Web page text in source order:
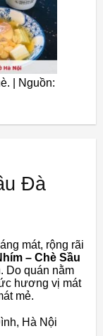
| Nguồn:
Đà
mát, rộng rãi
– Chè Sầu
Do quán nằm
hương vị mát
mẻ.
Hà Nội